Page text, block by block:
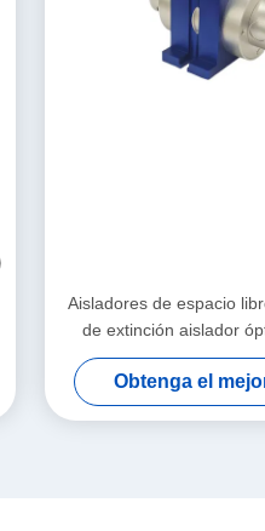
Aisladores de espacio
de extinción aislador
TGG, baja pérdida de
de una sola/múltiplas
estabilidad
Obtenga el